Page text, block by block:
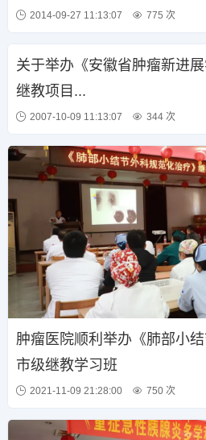
2014-09-27 11:13:07 775 次
关于举办《安徽省肿瘤新进
继教项目...
2007-10-09 11:13:07 344 次
肿瘤医院顺利举办《肺部小
市级继教学习班
2021-11-09 21:28:00 750 次